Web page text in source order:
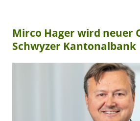
Mirco Hager wird neuer
Schwyzer Kantonalbank